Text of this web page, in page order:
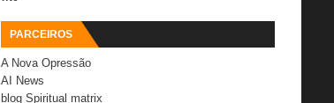
PARCEIROS
A Nova Opressão
AI News
blog Spiritual matrix